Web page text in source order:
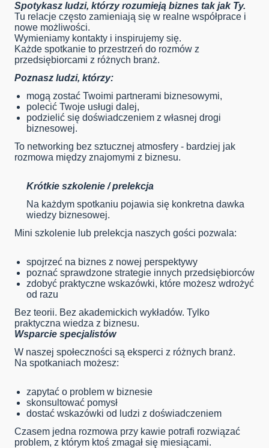
Spotykasz ludzi, którzy rozumieją biznes tak jak Ty.
Tu relacje często zamieniają się w realne współprace i
nowe możliwości.
Wymieniamy kontakty i inspirujemy się.
Każde spotkanie to przestrzeń do rozmów z
przedsiębiorcami z różnych branż.
Poznasz ludzi, którzy:
mogą zostać Twoimi partnerami biznesowymi,
polecić Twoje usługi dalej,
podzielić się doświadczeniem z własnej drogi
biznesowej.
To networking bez sztucznej atmosfery - bardziej jak
rozmowa między znajomymi z biznesu.
Krótkie szkolenie / prelekcja
Na każdym spotkaniu pojawia się konkretna dawka
wiedzy biznesowej.
Mini szkolenie lub prelekcja naszych gości pozwala:
spojrzeć na biznes z nowej perspektywy
poznać sprawdzone strategie innych przedsiębiorców
zdobyć praktyczne wskazówki, które możesz wdrożyć
od razu
Bez teorii. Bez akademickich wykładów. Tylko
praktyczna wiedza z biznesu.
Wsparcie specjalistów
W naszej społeczności są eksperci z różnych branż.
Na spotkaniach możesz:
zapytać o problem w biznesie
skonsultować pomysł
dostać wskazówki od ludzi z doświadczeniem
Czasem jedna rozmowa przy kawie potrafi rozwiązać
problem, z którym ktoś zmagał się miesiącami.